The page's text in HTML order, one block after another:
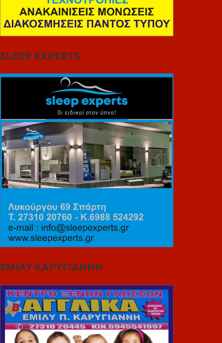
SLEEP EXPERTS
ΕΜΙΛΥ ΚΑΡΥΓΙΑΝΝΗ